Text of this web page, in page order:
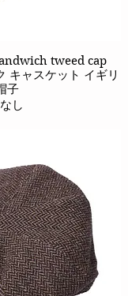
ビュー
tweed cap
キャスケット イギリ
子
し